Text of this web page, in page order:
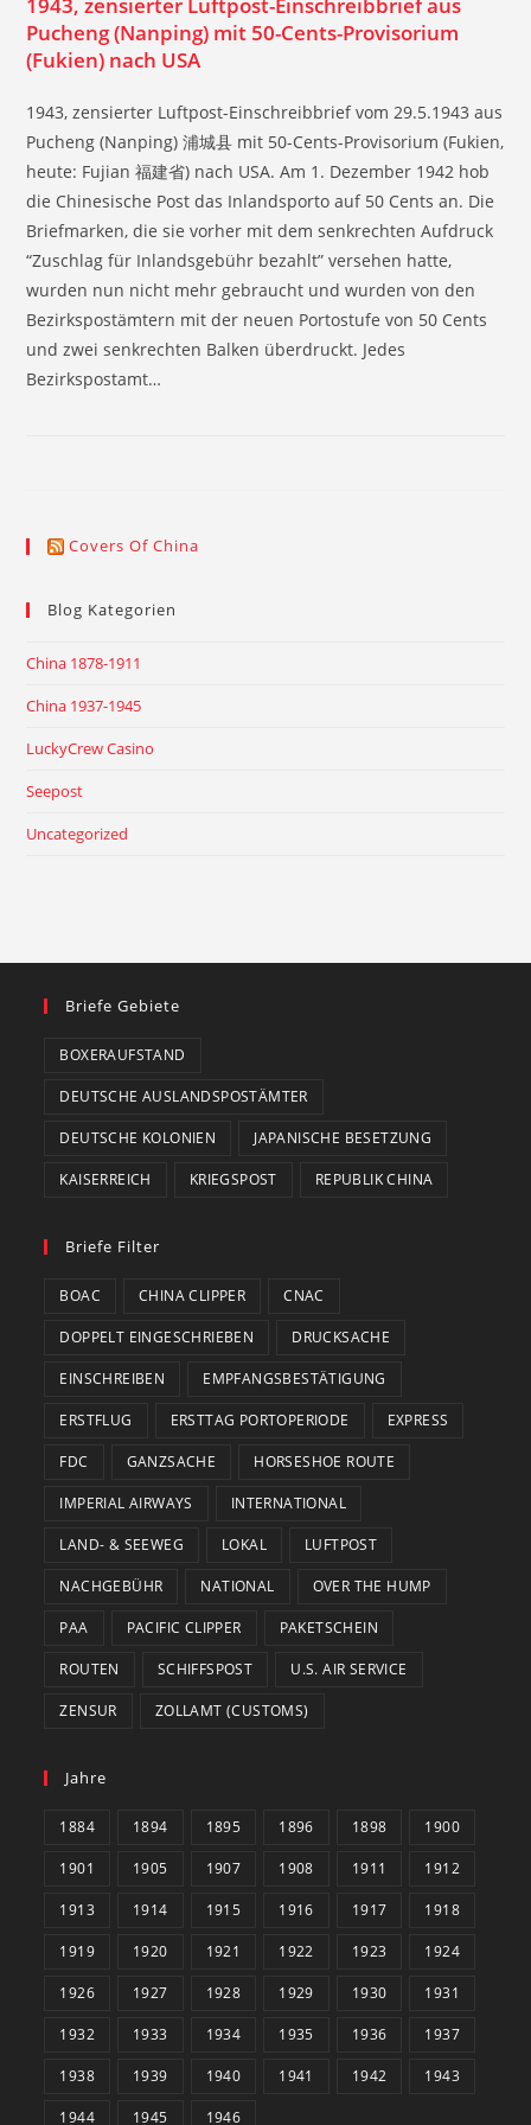
Pucheng (Nanping) mit 50-Cents-Provisorium
(Fukien) nach USA
1943, zensierter Luftpost-Einschreibbrief vom 29.5.1943 aus
Pucheng (Nanping) 浦城县 mit 50-Cents-Provisorium (Fukien,
heute: Fujian 福建省) nach USA. Am 1. Dezember 1942 hob
die Chinesische Post das Inlandsporto auf 50 Cents an. Die
Briefmarken, die sie vorher mit dem senkrechten Aufdruck
“Zuschlag für Inlandsgebühr bezahlt” versehen hatte,
wurden nun nicht mehr gebraucht und wurden von den
Bezirkspostämtern mit der neuen Portostufe von 50 Cents
und zwei senkrechten Balken überdruckt. Jedes
Bezirkspostamt…
Covers Of China
Blog Kategorien
China 1878-1911
China 1937-1945
LuckyCrew Casino
Seepost
Uncategorized
Briefe Gebiete
BOXERAUFSTAND
DEUTSCHE AUSLANDSPOSTÄMTER
DEUTSCHE KOLONIEN JAPANISCHE BESETZUNG
KAISERREICH KRIEGSPOST REPUBLIK CHINA
Briefe Filter
BOAC CHINA CLIPPER CNAC
DOPPELT EINGESCHRIEBEN DRUCKSACHE
EINSCHREIBEN EMPFANGSBESTÄTIGUNG
ERSTFLUG ERSTTAG PORTOPERIODE EXPRESS
FDC GANZSACHE HORSESHOE ROUTE
IMPERIAL AIRWAYS INTERNATIONAL
LAND- & SEEWEG LOKAL LUFTPOST
NACHGEBÜHR NATIONAL OVER THE HUMP
PAA PACIFIC CLIPPER PAKETSCHEIN
ROUTEN SCHIFFSPOST U.S. AIR SERVICE
ZENSUR ZOLLAMT (CUSTOMS)
Jahre
1884 1894 1895 1896 1898 1900
1901 1905 1907 1908 1911 1912
1913 1914 1915 1916 1917 1918
1919 1920 1921 1922 1923 1924
1926 1927 1928 1929 1930 1931
1932 1933 1934 1935 1936 1937
1938 1939 1940 1941 1942 1943
1944 1945 1946